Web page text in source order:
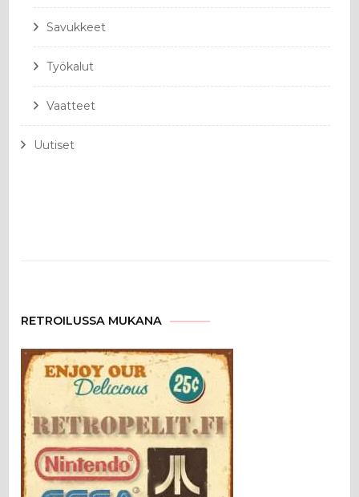
Savukkeet
Työkalut
Vaatteet
Uutiset
RETROILUSSA MUKANA